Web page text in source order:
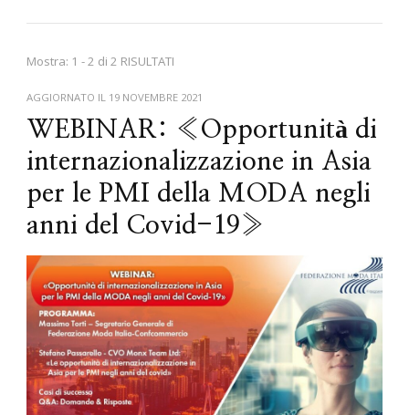
Mostra: 1 - 2 di 2 RISULTATI
AGGIORNATO IL 19 NOVEMBRE 2021
WEBINAR: «Opportunità di
internazionalizzazione in Asia
per le PMI della MODA negli
anni del Covid-19»